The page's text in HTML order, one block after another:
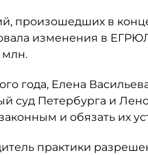
произошедших в
изменения в
млн.
года, Елена
суд Петербурга и
и обязать их
практики